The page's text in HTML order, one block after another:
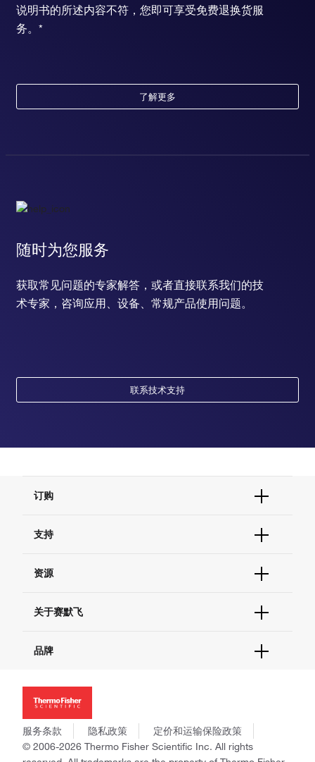
说明书的所述内容不符，您即可享受免费退换货服
务。*
了解更多
随时为您服务
获取常见问题的专家解答，或者直接联系我们的技
术专家，咨询应用、设备、常规产品使用问题。
联系技术支持
订购
订单支持
现货供应中心
支持
联系我们 - 400 820 8982
查找文件&证书
资源
促销
社交媒体
关于赛默飞
招聘
新闻
社会责任
商标
政策和通知
品牌
Applied Biosystems
Invitrogen
Gibco
Ion Torrent
服务条款 隐私政策
定价和运输保险政策
© 2006-2026 Thermo Fisher Scientific Inc. All rights